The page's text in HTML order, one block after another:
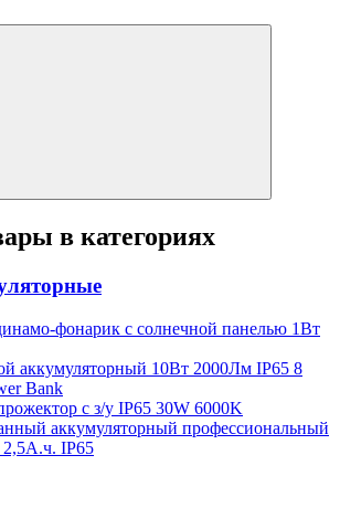
в категориях
фонарик с солнечной панелью 1Вт
аккумуляторный 10Вт 2000Лм IP65 8
Bank
с з/у IP65 30W 6000K
аккумуляторный профессиональный
IP65